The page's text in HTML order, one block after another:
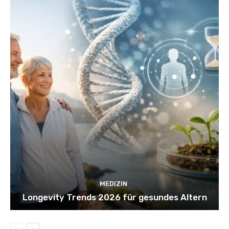
MEDIZIN
Longevity Trends 2026 für gesundes Altern